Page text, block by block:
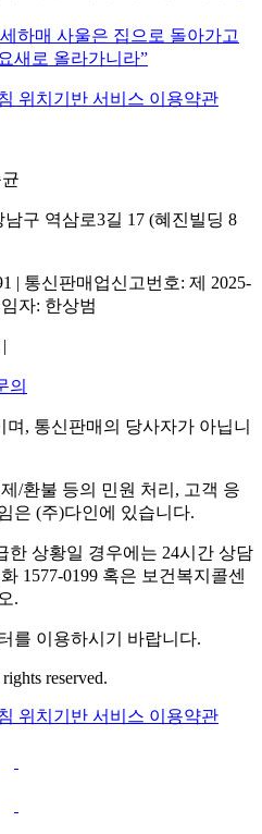
하매 사울은 집으로 돌아가고
새로 올라가니라
위치기반 서비스 이용약관
구 역삼로3길 17 (혜진빌딩 8
| 통신판매업신고번호: 제 2025-
자: 한상범
의
, 통신판매의 당사자가 아닙니
/환불 등의 민원 처리, 고객 응
은 (주)다인에 있습니다.
한 상황일 경우에는 24시간 상담
1577-0199 혹은 보건복지콜센
.
를 이용하시기 바랍니다.
reserved.
위치기반 서비스 이용약관